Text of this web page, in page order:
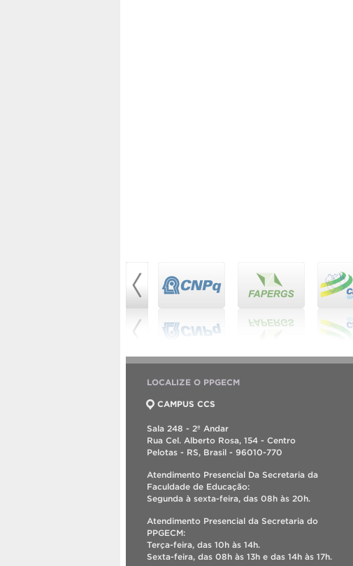
LOCALIZE O PPGECM
CAMPUS CCS
Sala 248 - 2º Andar
Rua Cel. Alberto Rosa, 154 - Centro
Pelotas - RS, Brasil - 96010-770
Atendimento Presencial Da Secretaria da
Faculdade de Educação:
Segunda à sexta-feira, das 08h às 20h.
Atendimento Presencial da Secretaria do
PPGECM:
Terça-feira, das 10h às 14h.
Sexta-feira, das 08h às 13h e das 14h às 17h.